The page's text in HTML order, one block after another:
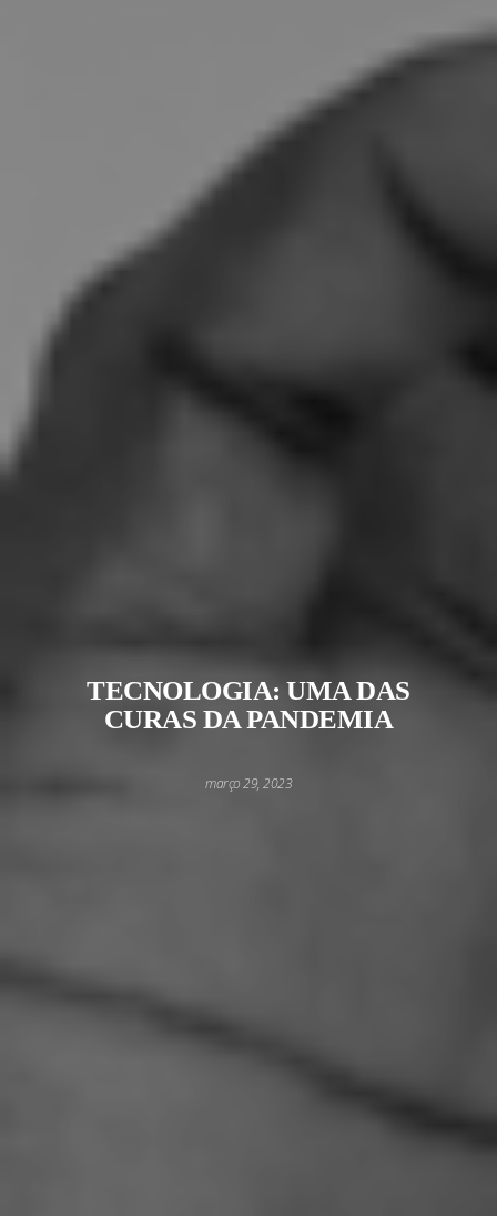
TECNOLOGIA: UMA DAS
CURAS DA PANDEMIA
março 29, 2023